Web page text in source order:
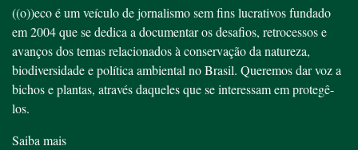
((o))eco é um veículo de jornalismo sem fins lucrativos fundado
em 2004 que se dedica a documentar os desafios, retrocessos e
avanços dos temas relacionados à conservação da natureza,
biodiversidade e política ambiental no Brasil. Queremos dar voz a
bichos e plantas, através daqueles que se interessam em protegê-
los.
Saiba mais